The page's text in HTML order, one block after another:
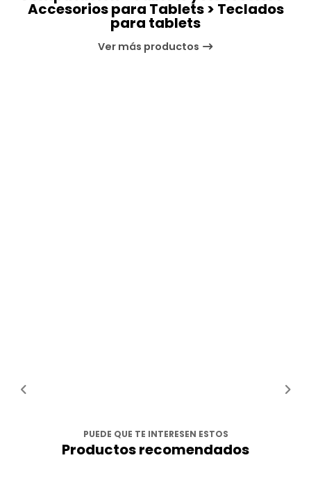
Accesorios para Tablets > Teclados
para tablets
Ver más productos
PUEDE QUE TE INTERESEN ESTOS
Productos recomendados